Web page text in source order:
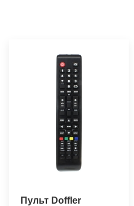
Пульт Doffler